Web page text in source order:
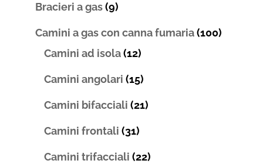
Bracieri a gas (9)
Camini a gas con canna fumaria (100)
Camini ad isola (12)
Camini angolari (15)
Camini bifacciali (21)
Camini frontali (31)
Camini trifacciali (22)